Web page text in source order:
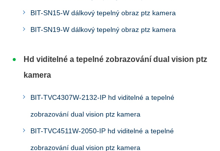
BIT-SN15-W dálkový tepelný obraz ptz kamera
BIT-SN19-W dálkový tepelný obraz ptz kamera
Hd viditelné a tepelné zobrazování dual vision ptz
kamera
BIT-TVC4307W-2132-IP hd viditelné a tepelné
zobrazování dual vision ptz kamera
BIT-TVC4511W-2050-IP hd viditelné a tepelné
zobrazování dual vision ptz kamera